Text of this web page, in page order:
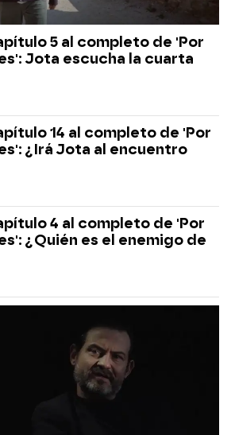
5 al completo de 'Por
Jota escucha la cuarta
14 al completo de 'Por
¿Irá Jota al encuentro
4 al completo de 'Por
¿Quién es el enemigo de